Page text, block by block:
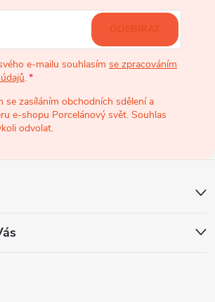
e-mailu souhlasím se zpracováním
.
se zasíláním obchodních sdělení a
e-shopu Porcelánový svět. Souhlas
odvolat.
ODEBÍRAT